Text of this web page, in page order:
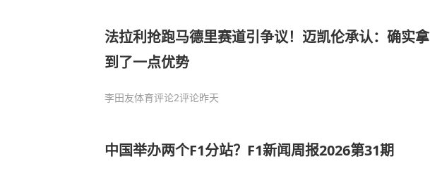
法拉利抢跑马德里赛道引争议！迈凯伦承认：确实拿
到了一点优势
李田友体育评论2评论昨天
中国举办两个F1分站？F1新闻周报2026第31期